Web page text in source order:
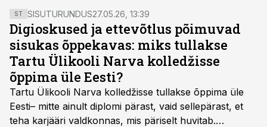
ST SISUTURUNDUS27.05.26, 13:39
Digioskused ja ettevõtlus põimuvad
sisukas õppekavas: miks tullakse
Tartu Ülikooli Narva kolledžisse
õppima üle Eesti?
Tartu Ülikooli Narva kolledžisse tullakse õppima üle
Eesti– mitte ainult diplomi pärast, vaid sellepärast, et
teha karjääri valdkonnas, mis päriselt huvitab.